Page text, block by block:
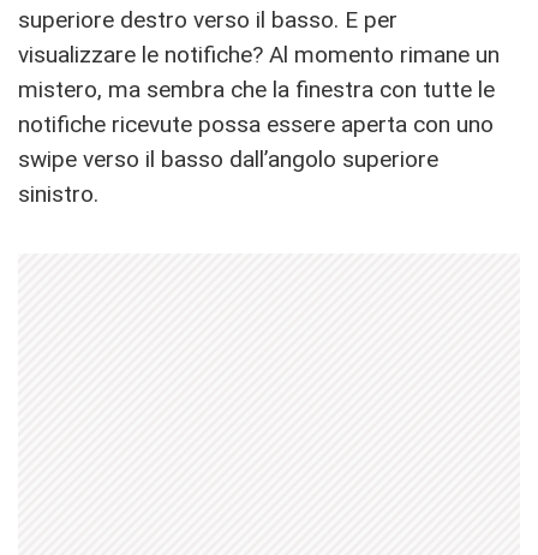
superiore destro verso il basso. E per
visualizzare le notifiche? Al momento rimane un
mistero, ma sembra che la finestra con tutte le
notifiche ricevute possa essere aperta con uno
swipe verso il basso dall’angolo superiore
sinistro.